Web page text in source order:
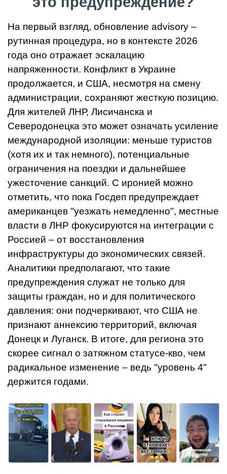
На первый взгляд, обновление advisory –
рутинная процедура, но в контексте 2026
года оно отражает эскалацию
напряженности. Конфликт в Украине
продолжается, и США, несмотря на смену
администрации, сохраняют жесткую позицию.
Для жителей ЛНР, Лисичанска и
Северодонецка это может означать усиление
международной изоляции: меньше туристов
(хотя их и так немного), потенциальные
ограничения на поездки и дальнейшее
ужесточение санкций. С иронией можно
отметить, что пока Госдеп предупреждает
американцев "уезжать немедленно", местные
власти в ЛНР фокусируются на интеграции с
Россией – от восстановления
инфраструктуры до экономических связей.
Аналитики предполагают, что такие
предупреждения служат не только для
защиты граждан, но и для политического
давления: они подчеркивают, что США не
признают аннексию территорий, включая
Донецк и Луганск. В итоге, для региона это
скорее сигнал о затяжном статусе-кво, чем
радикальное изменение – ведь "уровень 4"
держится годами.